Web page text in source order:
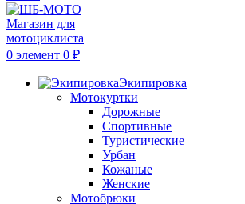
0 элемент 0 ₽
Экипировка
Мотокуртки
Дорожные
Спортивные
Туристические
Урбан
Кожаные
Женские
Мотобрюки